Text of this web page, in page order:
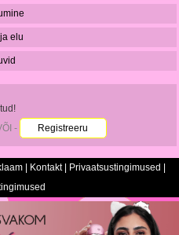
elu
- Registreeru
Kontakt| Privaatsustingimused